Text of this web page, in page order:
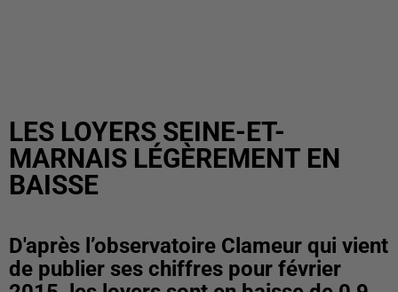
LES LOYERS SEINE-ET-
MARNAIS LÉGÈREMENT EN
BAISSE
D'après l’observatoire Clameur qui vient
de publier ses chiffres pour février